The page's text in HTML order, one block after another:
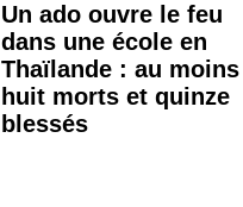
Un ado ouvre le feu
dans une école en
Thaïlande : au moins
huit morts et quinze
blessés